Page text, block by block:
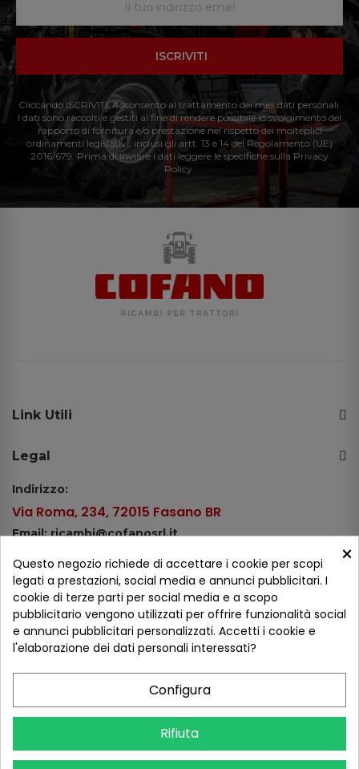
ISCRIVITI
Cliccando ISCRIVITI: Acconsento al trattamento dei miei dati personali.
I dati sono raccolti e gestiti al fine di rendere possibile lo svolgimento del
rapporto di fornitura e/o prestazione nel rispetto dei molteplici
ordinamenti legislativi, inclusi gli artt. 13 e 14 del Regolamento (UE)
2016/679. Prima di inviare i dati leggere le specifiche sulla Privacy
Policy.
Link Utili
Legal
Indirizzo:
Via Roma, 234, 72015 Fasano BR
Email: ricambi@cofanosrl.it
Tel.: +39 080 44 13 478
WhatsApp: +39 334 98 51 100
Metodi di pagamento
×
Questo negozio richiede di accettare i cookie per scopi
legati a prestazioni, social media e annunci pubblicitari. I
cookie di terze parti per social media e a scopo
pubblicitario vengono utilizzati per offrire funzionalità social
e annunci pubblicitari personalizzati. Accetti i cookie e
l'elaborazione dei dati personali interessati?
Configura
Rifiuta